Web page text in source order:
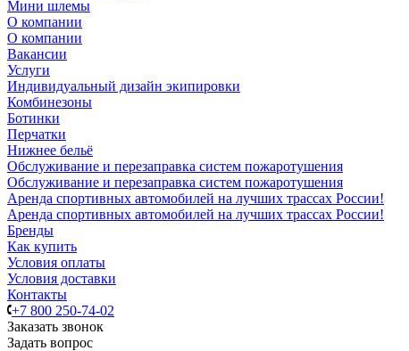
Мини шлемы
О компании
О компании
Вакансии
Услуги
Индивидуальный дизайн экипировки
Комбинезоны
Ботинки
Перчатки
Нижнее бельё
Обслуживание и перезаправка систем пожаротушения
Обслуживание и перезаправка систем пожаротушения
Аренда спортивных автомобилей на лучших трассах России!
Аренда спортивных автомобилей на лучших трассах России!
Бренды
Как купить
Условия оплаты
Условия доставки
Контакты
+7 800 250-74-02
Заказать звонок
Задать вопрос